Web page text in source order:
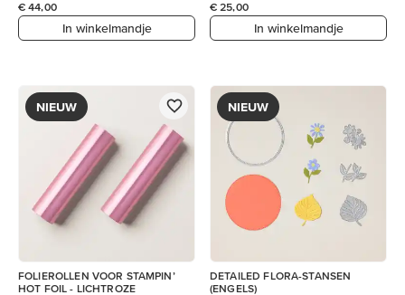
€ 44,00
In winkelmandje
€ 25,00
In winkelmandje
NIEUW
FOLIEROLLEN VOOR STAMPIN’
HOT FOIL - LICHTROZE
NIEUW
DETAILED FLORA-STANSEN
(ENGELS)